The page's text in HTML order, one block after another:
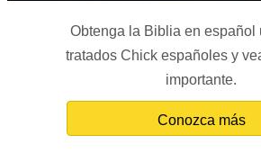
Obtenga la Biblia en español
tratados Chick españoles y
importante.
Conozca más